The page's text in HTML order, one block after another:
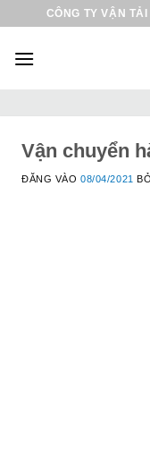
CÔNG TY VẬN
Vận chuyển
ĐĂNG VÀO08/04/2021